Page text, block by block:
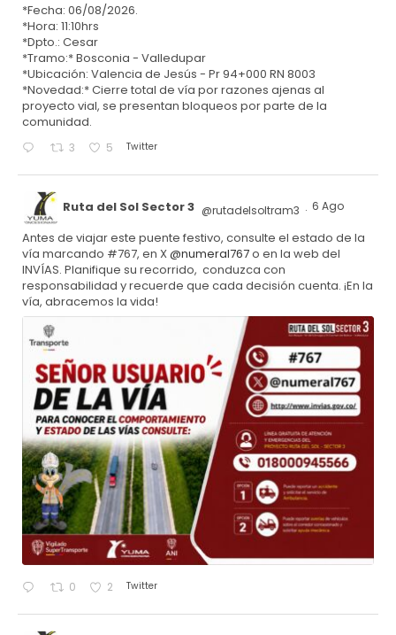
*Fecha: 06/08/2026.
*Hora: 11:10hrs
*Dpto.: Cesar
*Tramo:* Bosconia - Valledupar
*Ubicación: Valencia de Jesús - Pr 94+000 RN 8003
*Novedad:* Cierre total de vía por razones ajenas al
proyecto vial, se presentan bloqueos por parte de la
comunidad.
3 5 Twitter
Ruta del Sol Sector 3 @rutadelsoltram3 · 6 Ago
Antes de viajar este puente festivo, consulte el estado de la
vía marcando #767, en X@numeral767o en la web del
INVÍAS. Planifique su recorrido, conduzca con
responsabilidad y recuerde que cada decisión cuenta. ¡En la
vía, abracemos la vida!
0 2 Twitter